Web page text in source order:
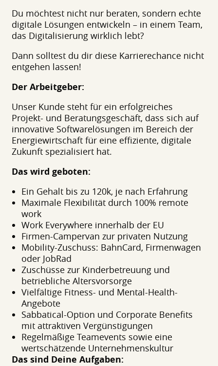
Du möchtest nicht nur beraten, sondern echte
digitale Lösungen entwickeln – in einem Team,
das Digitalisierung wirklich lebt?
Dann solltest du dir diese Karrierechance nicht
entgehen lassen!
Der Arbeitgeber:
Unser Kunde steht für ein erfolgreiches
Projekt- und Beratungsgeschäft, dass sich auf
innovative Softwarelösungen im Bereich der
Energiewirtschaft für eine effiziente, digitale
Zukunft spezialisiert hat.
Das wird geboten:
Ein Gehalt bis zu 120k, je nach Erfahrung
Maximale Flexibilität durch 100% remote
work
Work Everywhere innerhalb der EU
Firmen-Campervan zur privaten Nutzung
Mobility-Zuschuss: BahnCard, Firmenwagen
oder JobRad
Zuschüsse zur Kinderbetreuung und
betriebliche Altersvorsorge
Vielfältige Fitness- und Mental-Health-
Angebote
Sabbatical-Option und Corporate Benefits
mit attraktiven Vergünstigungen
Regelmäßige Teamevents sowie eine
wertschätzende Unternehmenskultur
Das sind Deine Aufgaben: